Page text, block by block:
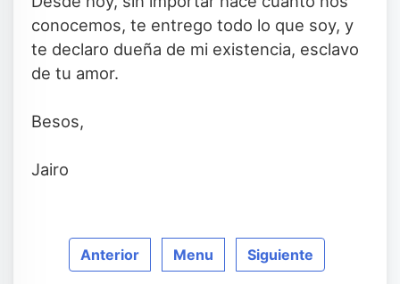
conocemos, te entrego todo lo que soy, y
te declaro dueña de mi existencia, esclavo
de tu amor.
Besos,
Jairo
Anterior Menu Siguiente